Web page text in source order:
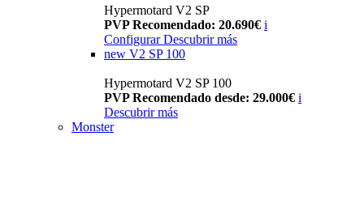
Hypermotard V2 SP
PVP Recomendado: 20.690€ i
Configurar Descubrir más
new V2 SP 100
Hypermotard V2 SP 100
PVP Recomendado desde: 29.000€ i
Descubrir más
Monster